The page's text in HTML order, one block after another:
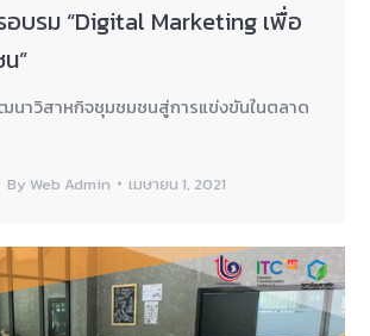
อบรม “Digital Marketing เพื่อ
”
นาวิสาหกิจชุมชมชนสู่การแข่งขันในตลาด
By Web Admin เมษายน 1, 2021